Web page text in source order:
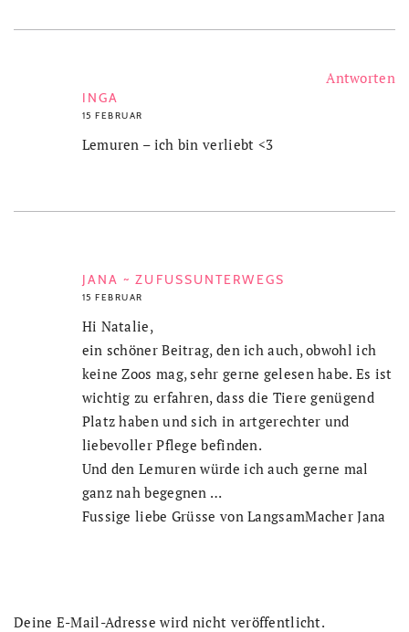
INGA
15 FEBRUAR
Lemuren – ich bin verliebt <3
JANA ~ ZUFUSSUNTERWEGS
15 FEBRUAR
Antworten
Hi Natalie,
ein schöner Beitrag, den ich auch, obwohl ich
keine Zoos mag, sehr gerne gelesen habe. Es ist
wichtig zu erfahren, dass die Tiere genügend
Platz haben und sich in artgerechter und
liebevoller Pflege befinden.
Und den Lemuren würde ich auch gerne mal
ganz nah begegnen …
Fussige liebe Grüsse von LangsamMacher Jana
Deine E-Mail-Adresse wird nicht veröffentlicht.